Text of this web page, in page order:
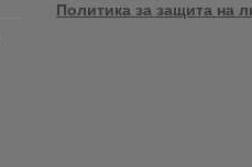
Политика за защита на